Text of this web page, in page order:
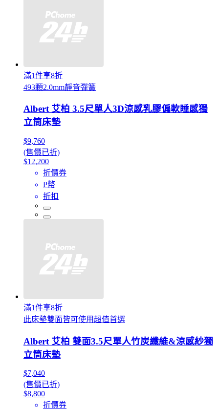
滿1件享8折
493顆2.0mm靜音彈簧
Albert 艾柏 3.5尺單人3D涼感乳膠偏軟睡感獨
立筒床墊
$9,760
(售價已折)
$12,200
折價券
P幣
折扣
滿1件享8折
此床墊雙面皆可使用超值首選
Albert 艾柏 雙面3.5尺單人竹炭纖維&涼感紗獨
立筒床墊
$7,040
(售價已折)
$8,800
折價券